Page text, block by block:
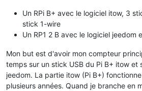
Un RPi B+ avec le logiciel itow, 3
stick 1-wire
Un RP1 2 B avec le logiciel jeedom
Mon but est d'avoir mon compteur
temps sur un stick USB du Pi B+ itow et
jeedom. La partie itow (Pi B+)
plusieurs années. Quand je branche en